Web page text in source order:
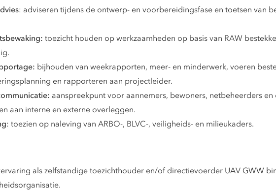
: adviseren tijdens de ontwerp- en voorbereidingsfase en toetsen van
toezicht houden op werkzaamheden op basis van RAW
bijhouden van weekrapporten, meer- en minderwerk, voeren
en rapporteren aan projectleider.
aanspreekpunt voor aannemers, bewoners, netbeheerders
aan interne en externe overleggen.
: toezien op naleving van ARBO-, BLVC-, veiligheids- en milieukaders.
als zelfstandige toezichthouder en/of directievoerder UAV GWW